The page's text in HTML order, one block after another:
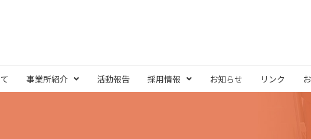
事業所紹介 活動報告 採用情報 お知らせ リンク